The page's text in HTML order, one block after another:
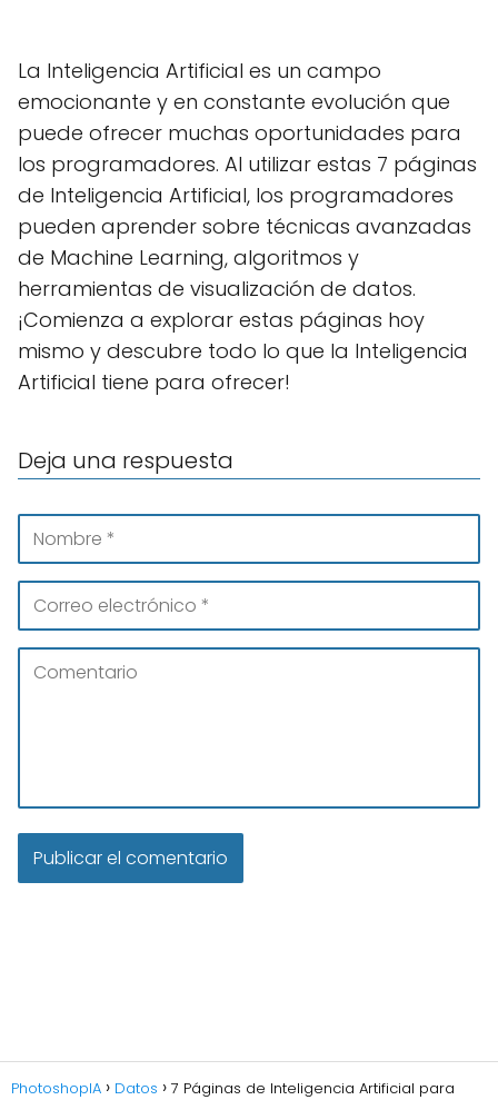
La Inteligencia Artificial es un campo
emocionante y en constante evolución que
puede ofrecer muchas oportunidades para
los programadores. Al utilizar estas 7 páginas
de Inteligencia Artificial, los programadores
pueden aprender sobre técnicas avanzadas
de Machine Learning, algoritmos y
herramientas de visualización de datos.
¡Comienza a explorar estas páginas hoy
mismo y descubre todo lo que la Inteligencia
Artificial tiene para ofrecer!
Deja una respuesta
PhotoshopIA Datos 7 Páginas de Inteligencia Artificial para